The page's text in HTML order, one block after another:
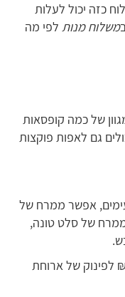
כזה יכול לעלות
משלוח מנות לפי מה
של כמה קופסאות
גם לאפות פוקצות
אפשר ממרח של
של סלט טונה,
שלנו למשלוח מנות כזה הוא 30 ₪ לפינוק של ארוחת